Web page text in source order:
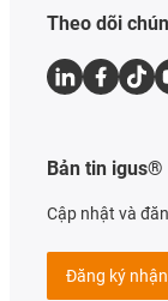
Theo dõi
Bản tin igus®
Cập nhật và
Đăng ký